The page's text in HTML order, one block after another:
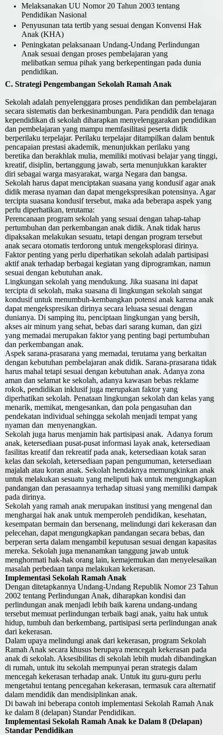
Melaksanakan UU Nomor 20 Tahun 2003 tentang
Pendidikan Nasional
Penyusunan tata tertib yang sesuai dengan Konvensi Hak
Anak (KHA)
Peningkatan pelaksanaan Undang-Undang Perlindungan
Anak sesuai dengan proses pembelajaran yang
melibatkan semua pihak yang berkepentingan pada dunia
pendidikan.
C. Strategi Pengembangan Sekolah Ramah Anak
Sekolah adalah penyelenggara proses pendidikan dan pembelajaran
secara sistematis dan berkesinambungan. Para pendidik dan tenaga
kependidikan di sekolah diharapkan menyelenggarakan pendidikan
dan pembelajaran yang mampu memfasilitasi peserta didik
berperilaku terpelajar. Perilaku terpelajar ditampilkan dalam bentuk
pencapaian prestasi akademik, menunjukkan perilaku yang
beretika dan berakhlak mulia, memiliki motivasi belajar yang tinggi,
kreatif, disiplin, bertanggung jawab, serta menunjukkan karakter
diri sebagai warga masyarakat, warga Negara dan bangsa.
Sekolah harus dapat menciptakan suasana yang kondusif agar anak
didik merasa nyaman dan dapat mengekspresikan potensinya. Agar
tercipta suasana kondusif tersebut, maka ada beberapa aspek yang
perlu diperhatikan, terutama:
Perencanaan program sekolah yang sesuai dengan tahap-tahap
pertumbuhan dan perkembangan anak didik. Anak tidak harus
dipaksakan melakukan sesuatu, tetapi dengan program tersebut
anak secara otomatis terdorong untuk mengeksplorasi dirinya.
Faktor penting yang perlu diperhatikan sekolah adalah partisipasi
aktif anak terhadap berbagai kegiatan yang diprogramkan, namun
sesuai dengan kebutuhan anak.
Lingkungan sekolah yang mendukung. Jika suasana ini dapat
tercipta di sekolah, maka suasana di lingkungan sekolah sangat
kondusif untuk menumbuh-kembangkan potensi anak karena anak
dapat mengekspresikan dirinya secara leluasa sesuai dengan
dunianya. Di samping itu, penciptaan lingkungan yang bersih,
akses air minum yang sehat, bebas dari sarang kuman, dan gizi
yang memadai merupakan faktor yang penting bagi pertumbuhan
dan perkembangan anak.
Aspek sarana-prasarana yang memadai, terutama yang berkaitan
dengan kebutuhan pembelajaran anak didik. Sarana-prasarana tidak
harus mahal tetapi sesuai dengan kebutuhan anak. Adanya zona
aman dan selamat ke sekolah, adanya kawasan bebas reklame
rokok, pendidikan inklusif juga merupakan faktor yang
diperhatikan sekolah. Penataan lingkungan sekolah dan kelas yang
menarik, memikat, mengesankan, dan pola pengasuhan dan
pendekatan individual sehingga sekolah menjadi tempat yang
nyaman dan menyenangkan.
Sekolah juga harus menjamin hak partisipasi anak. Adanya forum
anak, ketersediaan pusat-pusat informasi layak anak, ketersediaan
fasilitas kreatif dan rekreatif pada anak, ketersediaan kotak saran
kelas dan sekolah, ketersediaan papan pengumuman, ketersediaan
majalah atau koran anak. Sekolah hendaknya memungkinkan anak
untuk melakukan sesuatu yang meliputi hak untuk mengungkapkan
pandangan dan perasaannya terhadap situasi yang memiliki dampak
pada dirinya.
Sekolah yang ramah anak merupakan institusi yang mengenal dan
menghargai hak anak untuk memperoleh pendidikan, kesehatan,
kesempatan bermain dan bersenang, melindungi dari kekerasan dan
pelecehan, dapat mengungkapkan pandangan secara bebas, dan
berperan serta dalam mengambil keputusan sesuai dengan kapasitas
mereka. Sekolah juga menanamkan tanggung jawab untuk
menghormati hak-hak orang lain, kemajemukan dan menyelesaikan
masalah perbedaan tanpa melakukan kekerasan.
Implementasi Sekolah Ramah Anak
Dengan ditetapkannya Undang-Undang Republik Nomor 23 Tahun
2002 tentang Perlindungan Anak, diharapkan kondisi dan
perlindungan anak menjadi lebih baik karena undang-undang
tersebut memuat perlindungan terbaik bagi anak, yaitu hak untuk
hidup, tumbuh dan berkembang, partisipasi serta perlindungan anak
dari kekerasan.
Dalam upaya melindungi anak dari kekerasan, program Sekolah
Ramah Anak secara khusus berupaya mencegah kekerasan pada
anak di sekolah. Aksesibilitas di sekolah lebih mudah dibandingkan
di rumah, untuk itu sekolah mempunyai peran strategis dalam
mencegah kekerasan terhadap anak. Untuk itu guru-guru perlu
mengetahui tentang pencegahan kekerasan, termasuk cara alternatif
dalam mendidik dan mendisiplinkan anak.
Di bawah ini beberapa contoh implementasi Sekolah Ramah Anak
ke dalam 8 (delapan) Standar Pendidikan.
Implementasi Sekolah Ramah Anak ke Dalam 8 (Delapan)
Standar Pendidikan